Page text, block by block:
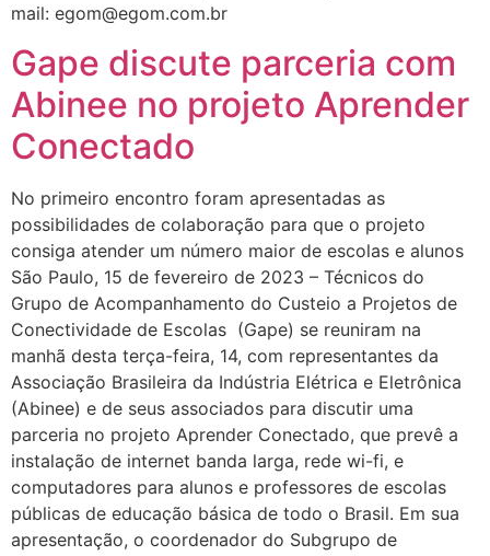
mail: egom@egom.com.br
Gape discute parceria com
Abinee no projeto Aprender
Conectado
No primeiro encontro foram apresentadas as
possibilidades de colaboração para que o projeto
consiga atender um número maior de escolas e alunos
São Paulo, 15 de fevereiro de 2023 – Técnicos do
Grupo de Acompanhamento do Custeio a Projetos de
Conectividade de Escolas (Gape) se reuniram na
manhã desta terça-feira, 14, com representantes da
Associação Brasileira da Indústria Elétrica e Eletrônica
(Abinee) e de seus associados para discutir uma
parceria no projeto Aprender Conectado, que prevê a
instalação de internet banda larga, rede wi-fi, e
computadores para alunos e professores de escolas
públicas de educação básica de todo o Brasil. Em sua
apresentação, o coordenador do Subgrupo de